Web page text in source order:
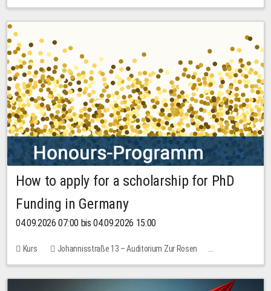
Bachstraße 18k - SR 102 (Seminarraum Servicestelle LehreLernen)
How to apply for a scholarship for PhD
Funding in Germany
04.09.2026 07:00 bis 04.09.2026 15:00
Kurs
Johannisstraße 13 – Auditorium Zur Rosen
Keine freien Plätze